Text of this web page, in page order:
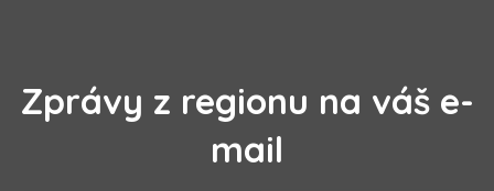
Zprávy z regionu na váš e-
mail